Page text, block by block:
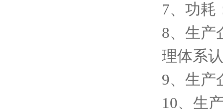
7、功耗
8、生产
理体系
9、生产
10、生